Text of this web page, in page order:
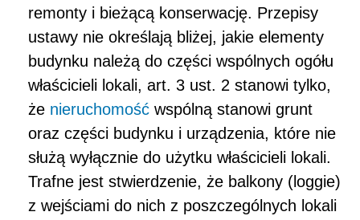
remonty i bieżącą konserwację. Przepisy
ustawy nie określają bliżej, jakie elementy
budynku należą do części wspólnych ogółu
właścicieli lokali, art. 3 ust. 2 stanowi tylko,
że nieruchomość wspólną stanowi grunt
oraz części budynku i urządzenia, które nie
służą wyłącznie do użytku właścicieli lokali.
Trafne jest stwierdzenie, że balkony (loggie)
z wejściami do nich z poszczególnych lokali